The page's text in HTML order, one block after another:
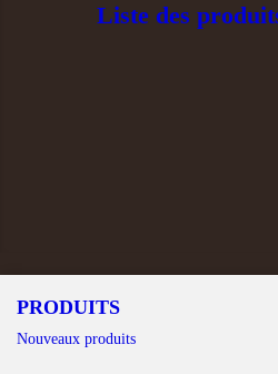
Liste des
PRODUITS
Nouveaux produits